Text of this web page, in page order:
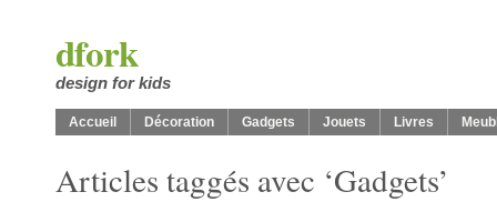
dfork
design for kids
Accueil Décoration Gadgets Jouets Livres
Articles taggés avec ‘Gadgets’